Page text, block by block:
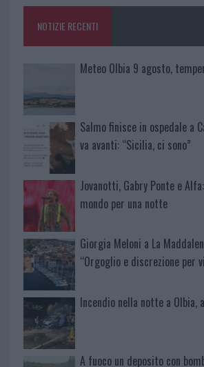
o
k
p
NOTIZIE RECENTI
Meteo Olbia 9 agosto,
Salmo finisce in ospedale a
va avanti: “Sicilia, ci sono”
Jovanotti, Gabry Ponte e
mondo per una notte
Giorgia Meloni a La
“Orgoglio e discrezione per
Incendio nella notte a Olbia,
A fuoco un deposito con